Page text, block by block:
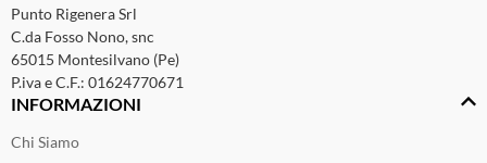
Punto Rigenera Srl
C.da Fosso Nono, snc
65015 Montesilvano (Pe)
P.iva e C.F.: 01624770671
INFORMAZIONI
Chi Siamo